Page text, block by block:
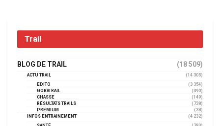
Trail
BLOG DE TRAIL (18 509)
ACTU TRAIL
(14 305)
EDITO
(3 354)
GORATRAIL
(390)
CHASSE
(149)
RÉSULTATS TRAILS
(738)
PREMIUM
(38)
INFOS ENTRAINEMENT
(4 232)